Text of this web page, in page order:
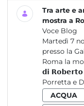
Tra arte e
mostra a
Voce Blog
Martedì 7
presso la
Roma la
𝗱𝗶
Porretta e
ACQUA